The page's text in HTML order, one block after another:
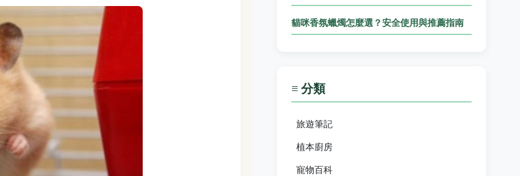
貓咪香氛蠟燭怎麼選？安全使用與推薦指南
≡ 分類
旅遊筆記
植本廚房
寵物百科